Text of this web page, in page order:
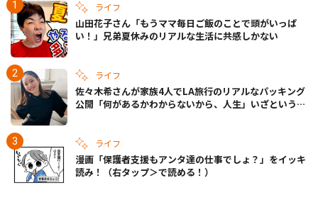
ライフ
山田花子さん「もうママ毎日ご飯のことで頭がいっぱ
い！」兄弟夏休みのリアルな生活に共感しかない
ライフ
佐々木希さんが家族4人でLA旅行のリアルなパッキング
公開「何があるかわからないから、人生」いざというと
ライフ
漫画「保護者支援もアンタ達の仕事でしょ？」をイッキ
読み！（右タップ＞で読める！）